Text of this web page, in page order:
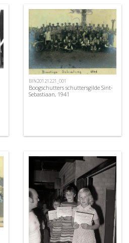
BIN20121221_001
Boogschutters schuttersgilde Sint-
Sebastiaan, 1941